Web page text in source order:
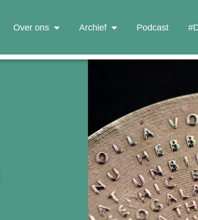
Over ons Archief Podcast